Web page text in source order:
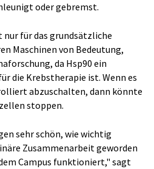
oder gebremst.
nur für das grundsätzliche
Maschinen von Bedeutung,
da Hsp90 ein
die Krebstherapie ist. Wenn es
abzuschalten, dann könnte
stoppen.
sehr schön, wie wichtig
Zusammenarbeit geworden
Campus funktioniert," sagt